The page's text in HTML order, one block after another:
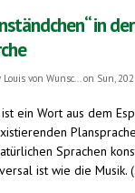
in der
Louis von Wunsc... on Sun,
ein Wort aus dem
Sprachen
ist wie die Musik.